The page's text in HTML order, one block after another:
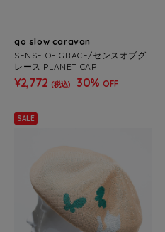
go slow caravan
SENSE OF GRACE/センスオブグ
レース PLANET CAP
¥2,772 (税込) 30% OFF
SALE